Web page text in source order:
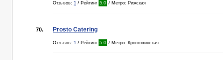
Отзывов: 1 / Рейтинг 5.0 / Метро: Рижская
70. Prosto Catering
Отзывов: 1 / Рейтинг 5.0 / Метро: Кропоткинская